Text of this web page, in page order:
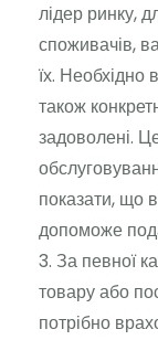
лідер ринку,
споживачів,
їх. Необхідно
також
задоволені.
показати, що
допоможе
За певної
товару або
потрібно